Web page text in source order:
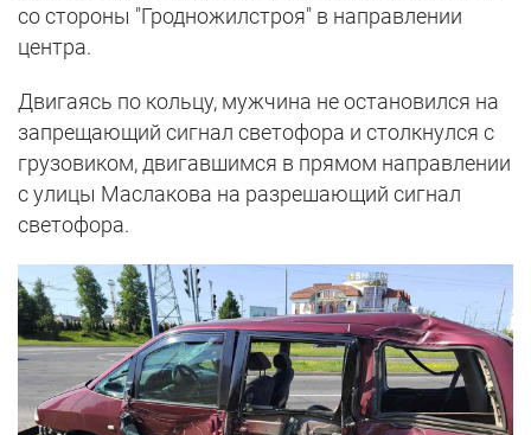
со стороны "Гродножилстроя" в направлении
центра.
Двигаясь по кольцу, мужчина не остановился на
запрещающий сигнал светофора и столкнулся с
грузовиком, двигавшимся в прямом направлении
с улицы Маслакова на разрешающий сигнал
светофора.